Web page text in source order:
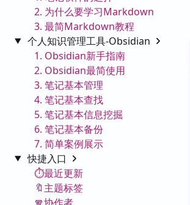
2. 为什么要学习Markdown
3. 最简Markdown教程
个人知识管理工具-Obsidian
1. Obsidian新手指南
2. Obsidian最简使用
3. 笔记基本管理
4. 笔记基本查找
5. 笔记基本信息挖掘
6. 笔记基本备份
7. 简单案例展示
快捷入口
⏱️最近更新
🔖主题标签
🧣协作者